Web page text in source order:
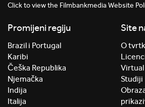
Click to view the Filmbankmedia Website
Promijeni regiju
Brazil i Portugal
Karibi
Češka Republika
Njemačka
Indija
Italija
Site
O
Virtual
Studiji